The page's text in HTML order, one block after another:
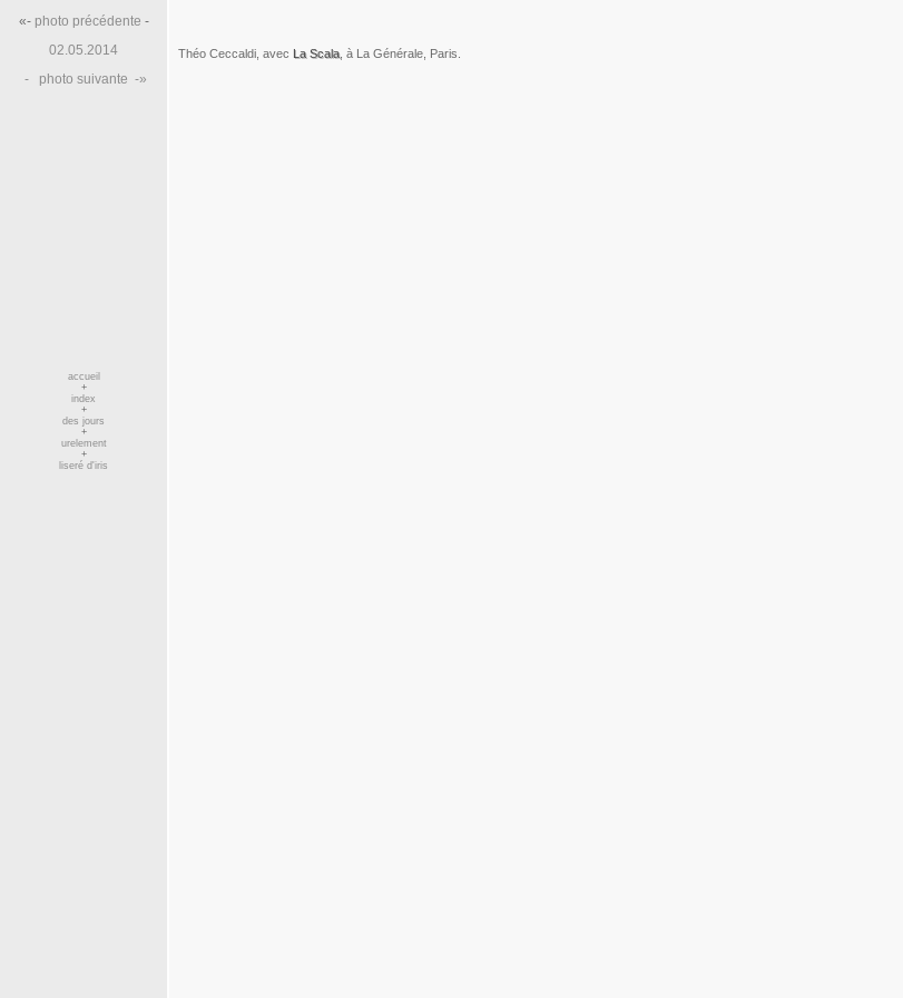
«-photo précédente -
02.05.2014
-
photo suivante -»
accueil
+
index
+
des jours
+
urelement
+
liseré d'iris
Théo Ceccaldi, avec La Scala , à La Générale, Paris.